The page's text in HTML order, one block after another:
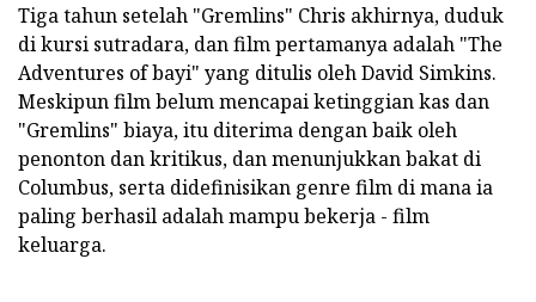
Tiga tahun setelah "Gremlins" Chris akhirnya, duduk
di kursi sutradara, dan film pertamanya adalah "The
Adventures of bayi" yang ditulis oleh David Simkins.
Meskipun film belum mencapai ketinggian kas dan
"Gremlins" biaya, itu diterima dengan baik oleh
penonton dan kritikus, dan menunjukkan bakat di
Columbus, serta didefinisikan genre film di mana ia
paling berhasil adalah mampu bekerja - film
keluarga.